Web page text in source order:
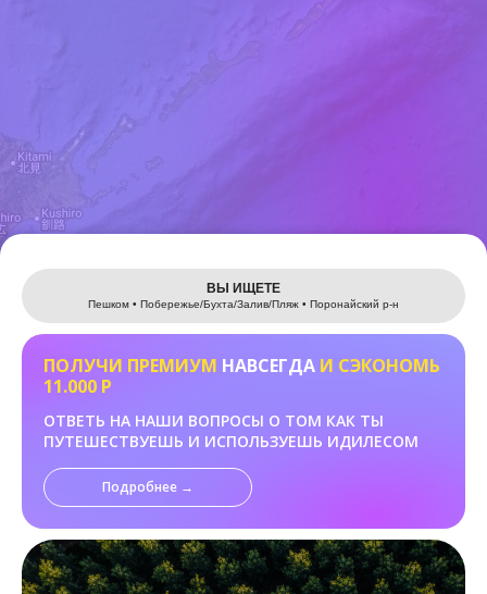
Leaflet
ВЫ ИЩЕТЕ
Пешком • Побережье/Бухта/Залив/Пляж • Поронайский р-н
ПОЛУЧИ ПРЕМИУМ НАВСЕГДА И СЭКОНОМЬ
11.000 Р
ОТВЕТЬ НА НАШИ ВОПРОСЫ О ТОМ КАК ТЫ
ПУТЕШЕСТВУЕШЬ И ИСПОЛЬЗУЕШЬ ИДИЛЕСОМ
Подробнее →